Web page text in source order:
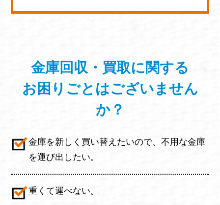
金庫回収・買取に関する
お困りごと はございません
か？
金庫を新しく買い替えたいので、不用な金庫
を運び出したい。
重くて運べない。